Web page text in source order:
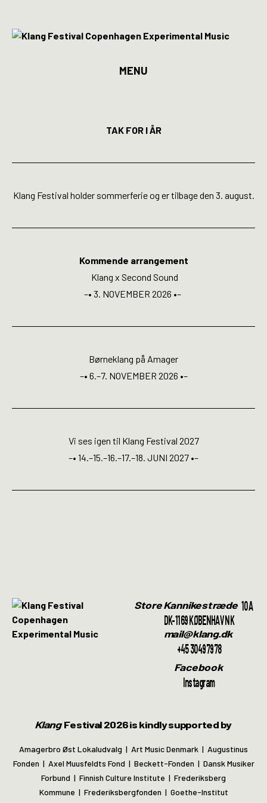
MENU
Billetter
Kunstnere
Spillesteder
INFO
Open Calls
TAK FOR I ÅR
Klang Festival holder sommerferie og er tilbage den 3. august.
Kommende arrangement
Klang x Second Sound
–• 3. NOVEMBER 2026 •–
Børneklang på Amager
–• 6.–7. NOVEMBER 2026 •–
Vi ses igen til Klang Festival 2027
–• 14.–15.–16.–17.–18. JUNI 2027 •–
Store Kannikestræde 10A
DK-1169 KØBENHAVN K
mail@klang.dk
+45 30497978
Facebook
Instagram
KlangFestival 2026 is kindly supported by
Amagerbro Øst Lokaludvalg | Art Music Denmark | Augustinus
Fonden | Axel Muusfeldts Fond | Beckett-Fonden | Dansk Musiker
Forbund | Finnish Culture Institute | Frederiksberg
Kommune | Frederiksbergfonden | Goethe-Institut